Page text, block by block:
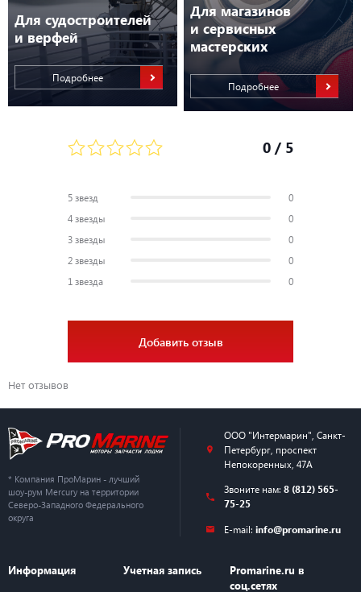
Для судостроителей
и верфей
Подробнее
Для магазинов
и сервисных
мастерских
Подробнее
0 / 5
5 звезд
0
4 звезды
0
3 звезды
0
2 звезды
0
1 звезда
0
Добавить отзыв
Нет отзывов
* Компания ПроМарин - лучший
шоу-рум Mercury на территории
Северо-Западного Федерального
округа
ООО "Интермарин" Санкт-
Петербург, проспект
Непокоренных, 47А
Звоните нам: 8 (812) 565-
75-25
E-mail: info@promarine.ru
Информация Учетная запись
Promarine.ru в
соц.сетях